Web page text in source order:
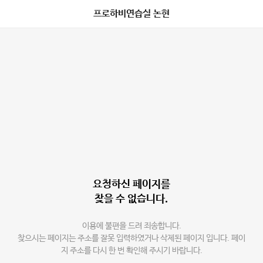
프로하비연습실 논현
요청하신 페이지를
찾을 수 없습니다.
이용에 불편을 드려 죄송합니다.
찾으시는 페이지는 주소를 잘못 입력하였거나 삭제된 페이지 입니다. 페이
지 주소를 다시 한 번 확인해 주시기 바랍니다.